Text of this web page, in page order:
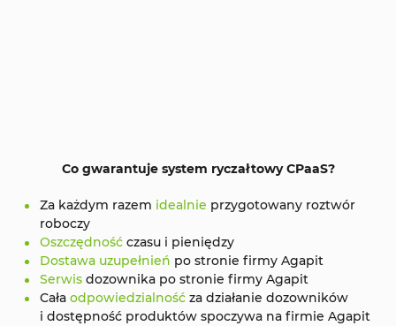
Co gwarantuje system ryczałtowy CPaaS?
Za każdym razem idealnie przygotowany roztwór
roboczy
Oszczędność czasu i pieniędzy
Dostawa uzupełnień po stronie firmy Agapit
Serwis dozownika po stronie firmy Agapit
Cała odpowiedzialność za działanie dozowników
i dostępność produktów spoczywa na firmie Agapit